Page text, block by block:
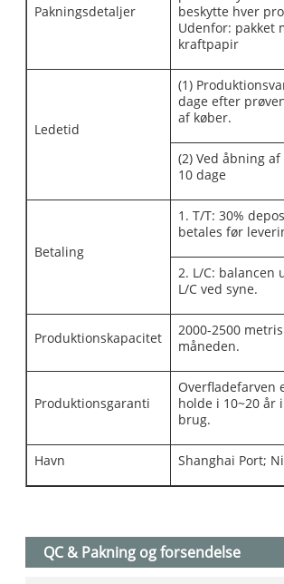
Pakningsdetaljer
beskytte hver
Udenfor: pakket
kraftpapir
Ledetid
(1)
dage efter
af køber.
(2) Ved åbning
10 dage
Betaling
1. T/T: 30%
betales før
2. L/C: balancen
L/C ved syne.
Produktionskapacitet
2000-2500
måneden.
Produktionsgaranti
Overfladefarven
holde i 10~20 år
brug.
Havn Shanghai Port;
QC & Pakning og forsendelse